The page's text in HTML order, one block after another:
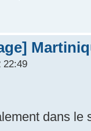
22:49
dans le